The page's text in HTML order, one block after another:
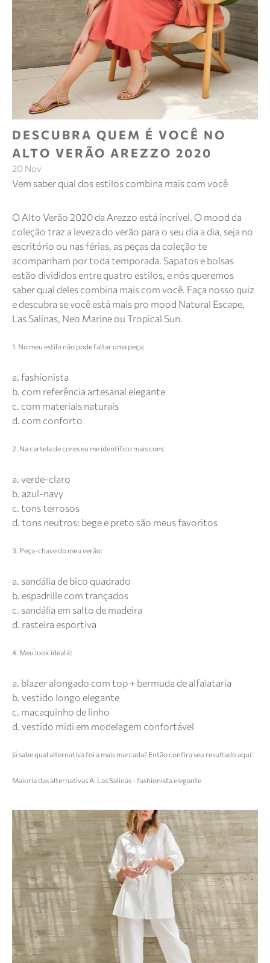
DESCUBRA QUEM É VOCÊ NO
ALTO VERÃO AREZZO 2020
20 Nov
Vem saber qual dos estilos combina mais com você
O Alto Verão 2020 da Arezzo está incrível. O mood da
coleção traz a leveza do verão para o seu dia a dia, seja no
escritório ou nas férias, as peças da coleção te
acompanham por toda temporada. Sapatos e bolsas
estão divididos entre quatro estilos, e nós queremos
saber qual deles combina mais com você. Faça nosso quiz
e descubra se você está mais pro mood Natural Escape,
Las Salinas, Neo Marine ou Tropical Sun.
1. No meu estilo não pode faltar uma peça:
a. fashionista
b. com referência artesanal elegante
c. com materiais naturais
d. com conforto
2. Na cartela de cores eu me identifico mais com:
a. verde-claro
b. azul-navy
c. tons terrosos
d. tons neutros: bege e preto são meus favoritos
3. Peça-chave do meu verão:
a. sandália de bico quadrado
b. espadrille com trançados
c. sandália em salto de madeira
d. rasteira esportiva
4. Meu look ideal é:
a. blazer alongado com top + bermuda de alfaiataria
b. vestido longo elegante
c. macaquinho de linho
d. vestido midi em modelagem confortável
Já sabe qual alternativa foi a mais marcada? Então confira seu resultado aqui:
Maioria das alternativas A: Las Salinas - fashionista elegante